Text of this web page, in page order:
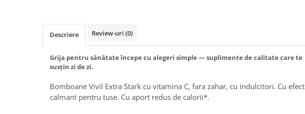
Igiena intima
Produse anti-insecte
Protectie solara
Altele-Produse pentru ingrijire si
Descriere Review-uri (0)
Grija pentru sănătate începe cu alegeri simple — suplimente de calitate care te
susțin zi de zi.
Bomboane Vivil Extra Stark cu vitamina C, fara zahar, cu indulcitori. Cu efect
calmant pentru tuse. Cu aport redus de calorii*.